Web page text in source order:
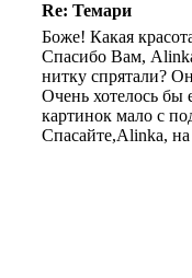
Re: Темари
Боже! Какая
Спасибо Вам,
нитку спрятали?
Очень хотелось бы
картинок мало с
Спасайте,Alinka,